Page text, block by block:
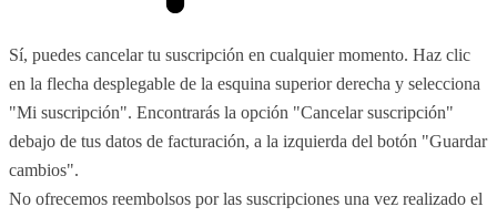
Sí, puedes cancelar tu suscripción en cualquier momento. Haz clic
en la flecha desplegable de la esquina superior derecha y selecciona
"Mi suscripción". Encontrarás la opción "Cancelar suscripción"
debajo de tus datos de facturación, a la izquierda del botón "Guardar
cambios".
No ofrecemos reembolsos por las suscripciones una vez realizado el